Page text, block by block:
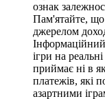
ознак
Пам'ятайте, що
джерелом
ігри на
приймає ні в
платежів, які
азартними